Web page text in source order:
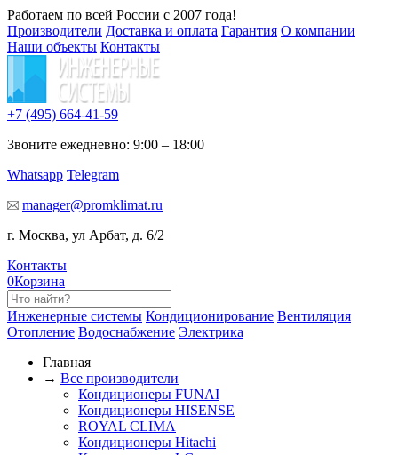
Работаем по всей России с 2007 года!
Производители Доставка и оплата Гарантия О компании
Наши объекты Контакты
+7 (495) 664-41-59
Звоните ежедневно: 9:00 – 18:00
Whatsapp Telegram
manager@promklimat.ru
г. Москва, ул Арбат, д. 6/2
Контакты
0Корзина
Инженерные системы Кондиционирование Вентиляция
Отопление Водоснабжение Электрика
Главная
→ Все производители
Кондиционеры FUNAI
Кондиционеры HISENSE
ROYAL CLIMA
Кондиционеры Hitachi